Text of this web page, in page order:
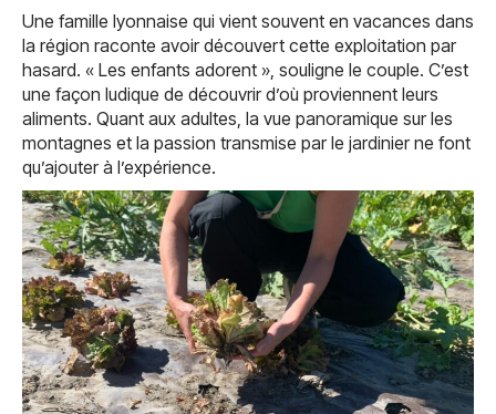
Une famille lyonnaise qui vient souvent en vacances dans
la région raconte avoir découvert cette exploitation par
hasard. « Les enfants adorent », souligne le couple. C’est
une façon ludique de découvrir d’où proviennent leurs
aliments. Quant aux adultes, la vue panoramique sur les
montagnes et la passion transmise par le jardinier ne font
qu’ajouter à l’expérience.